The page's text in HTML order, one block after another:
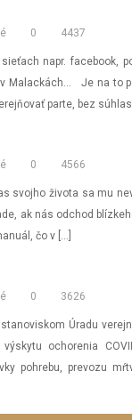
0 4437
napr. facebook,
Malackách… Je na to
parte, bez
0 4566
svojho života sa mu
ak nás odchod
čo v […]
0 3626
Úradu
ochorenia
pohrebu, prevozu